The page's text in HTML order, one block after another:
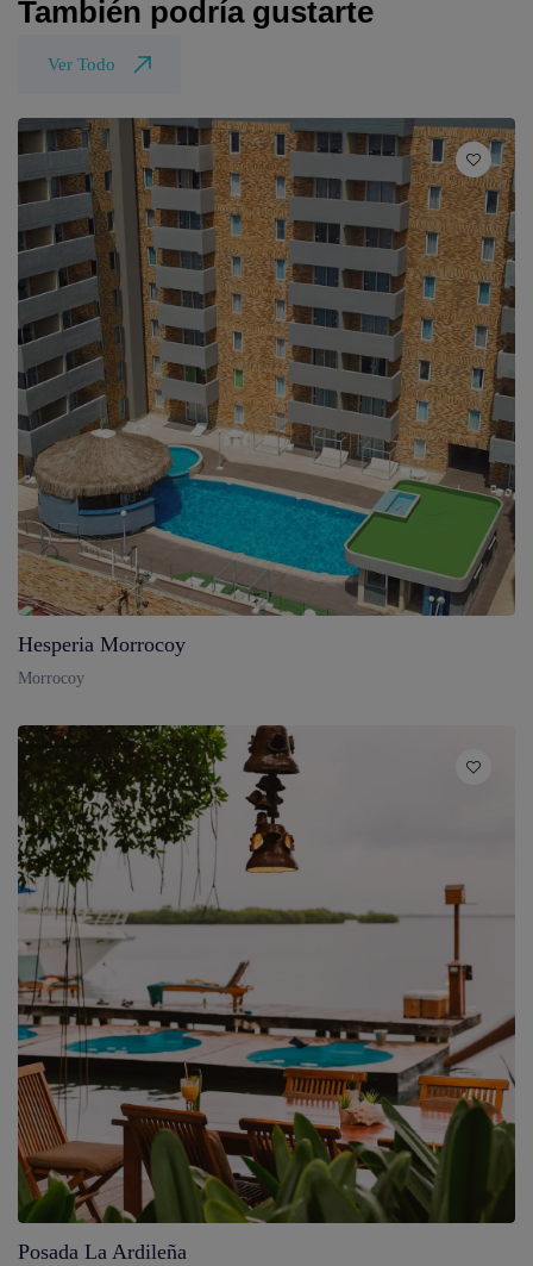
También podría gustarte
Ver Todo
Hesperia Morrocoy
Morrocoy
Posada La Ardileña